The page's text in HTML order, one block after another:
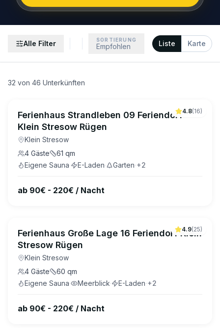
Alle Filter SORTIERUNG
Empfohlen Liste Karte
32 von 46 Unterkünften
4.8(16)
Ferienhaus Strandleben 09 Feriendorf
Klein Stresow Rügen
Klein Stresow
4 Gäste 61 qm
Eigene Sauna· E-Laden· Garten·+2
ab 90€ - 220€ / Nacht
4.9(25)
Ferienhaus Große Lage 16 Feriendorf Klein
Stresow Rügen
Klein Stresow
4 Gäste 60 qm
Eigene Sauna· Meerblick· E-Laden·+2
ab 90€ - 220€ / Nacht